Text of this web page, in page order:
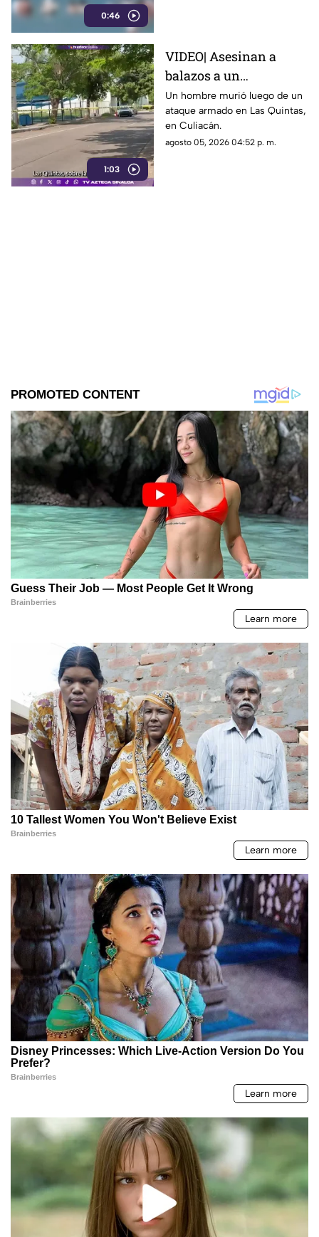
0:46
1:03
VIDEO| Asesinan a
balazos a un
automovilista en Las
Quintas, en Culiacán
Un hombre murió luego de un
ataque armado en Las Quintas,
en Culiacán.
agosto 05, 2026 04:52 p. m.